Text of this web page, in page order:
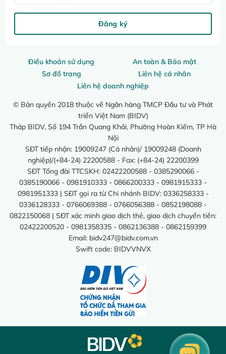
Điều khoản sử dụng
An toàn & Bảo mật
Sơ đồ trang
Liên hệ cá nhân
Liên hệ doanh nghiệp
© Bản quyền 2018 thuộc về Ngân hàng TMCP Đầu tư và Phát
triển Việt Nam (BIDV)
Tháp BIDV, Số 194 Trần Quang Khải, Phường Hoàn Kiếm, TP Hà
Nội
SĐT tiếp nhận: 19009247 (Cá nhân)/ 19009248 (Doanh
nghiệp)/(+84-24) 22200588 - Fax: (+84-24) 22200399
SĐT Tổng đài TTCSKH: 02422200588 - 0385290066 -
0385190066 - 0981910333 - 0866200333 - 0981915333 -
0981951333 | SĐT gọi ra từ Chi nhánh BIDV: 0336258333 -
0336128333 - 0766069388 - 0766056388 - 0852198088 -
0822150068 | SĐT xác minh giao dịch thẻ, giao dịch chuyển tiền:
02422200520 - 0981358335 - 0862136388 - 0862159399
Email: bidv247@bidv.com.vn
Swift code: BIDVVNVX
Đăng ký